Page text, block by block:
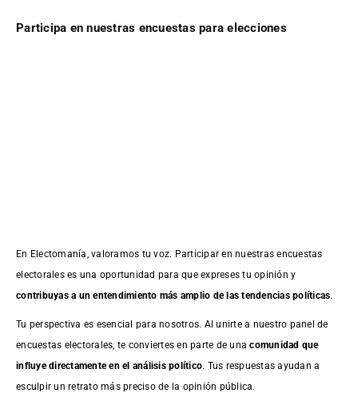
Participa en nuestras encuestas para elecciones
En Electomanía, valoramos tu voz. Participar en nuestras encuestas
electorales es una oportunidad para que expreses tu opinión y
contribuyas a un entendimiento más amplio de las tendencias políticas.
Tu perspectiva es esencial para nosotros. Al unirte a nuestro panel de
encuestas electorales, te conviertes en parte de unacomunidad que
influye directamente en el análisis político. Tus respuestas ayudan a
esculpir un retrato más preciso de la opinión pública.